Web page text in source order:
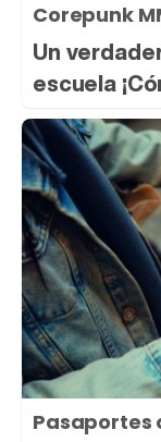
Corepunk
Un
escuela
Pasaportes